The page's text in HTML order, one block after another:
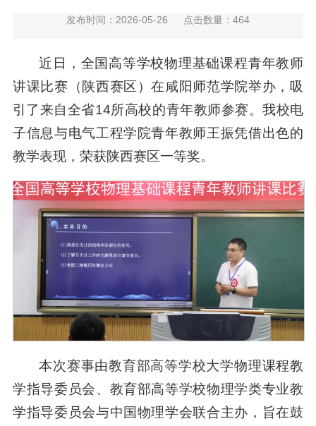
发布时间：2026-05-26 点击数量： 464
近日，全国高等学校物理基础课程青年教师
讲课比赛（陕西赛区）在咸阳师范学院举办，吸
引了来自全省14所高校的青年教师参赛。我校电
子信息与电气工程学院青年教师王振凭借出色的
教学表现，荣获陕西赛区一等奖。
本次赛事由教育部高等学校大学物理课程教
学指导委员会、教育部高等学校物理学类专业教
学指导委员会与中国物理学会联合主办，旨在鼓